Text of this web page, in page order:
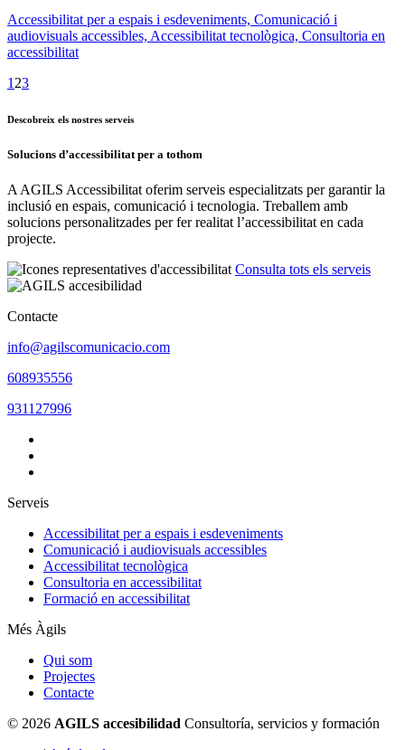
Accessibilitat per a espais i esdeveniments, Comunicació i
audiovisuals accessibles, Accessibilitat tecnològica, Consultoria en
accessibilitat
1 23
Descobreix els nostres serveis
Solucions d’accessibilitat per a tothom
A AGILS Accessibilitat oferim serveis especialitzats per garantir la
inclusió en espais, comunicació i tecnologia. Treballem amb
solucions personalitzades per fer realitat l’accessibilitat en cada
projecte.
Consulta tots els serveis
Contacte
info@agilscomunicacio.com
608935556
931127996
Serveis
Accessibilitat per a espais i esdeveniments
Comunicació i audiovisuals accessibles
Accessibilitat tecnològica
Consultoria en accessibilitat
Formació en accessibilitat
Més Àgils
Qui som
Projectes
Contacte
© 2026 AGILS accesibilidad Consultoría, servicios y formación